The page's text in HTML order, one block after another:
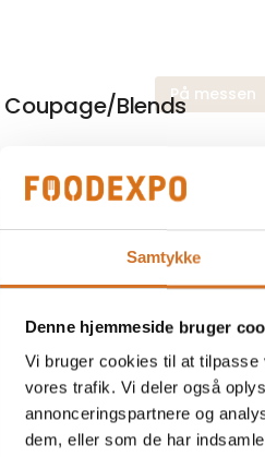
Samtykke
Denne hjemmeside bruger
Vi bruger cookies til at
vores trafik. Vi deler også
annonceringspartnere og
dem, eller som de har
På messen
Coupage/Blends